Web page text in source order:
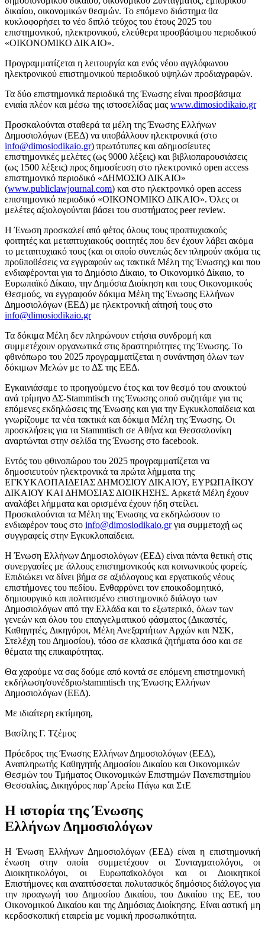
δικαίου, οικονομικών θεσμών. Το επόμενο διάστημα θα
κυκλοφορήσει το νέο διπλό τεύχος του έτους 2025 του
επιστημονικού, ηλεκτρονικού, ελεύθερα προσβάσιμου περιοδικού
«ΟΙΚΟΝΟΜΙΚΟ ΔΙΚΑΙΟ».
Προγραμματίζεται η λειτουργία και ενός νέου αγγλόφωνου
ηλεκτρονικού επιστημονικού περιοδικού υψηλών προδιαγραφών.
Τα δύο επιστημονικά περιοδικά της Ένωσης είναι προσβάσιμα
ενιαία πλέον και μέσω της ιστοσελίδας μας www.dimosiodikaio.gr
Προσκαλούνται σταθερά τα μέλη της Ένωσης Ελλήνων
Δημοσιολόγων (ΕΕΔ) να υποβάλλουν ηλεκτρονικά (στο
info@dimosiodikaio.gr) πρωτότυπες και αδημοσίευτες
επιστημονικές μελέτες (ως 9000 λέξεις) και βιβλιοπαρουσιάσεις
(ως 1500 λέξεις) προς δημοσίευση στο ηλεκτρονικό open access
επιστημονικό περιοδικό «ΔΗΜΟΣΙΟ ΔΙΚΑΙΟ»
(www.publiclawjournal.com) και στο ηλεκτρονικό open access
επιστημονικό περιοδικό «ΟΙΚΟΝΟΜΙΚΟ ΔΙΚΑΙΟ». Όλες οι
μελέτες αξιολογούνται βάσει του συστήματος peer review.
Η Ένωση προσκαλεί από φέτος όλους τους προπτυχιακούς
φοιτητές και μεταπτυχιακούς φοιτητές που δεν έχουν λάβει ακόμα
το μεταπτυχιακό τους (και οι οποίο συνεπώς δεν πληρούν ακόμα τις
προϋποθέσεις να εγγραφούν ως τακτικά Μέλη της Ένωσης) και που
ενδιαφέρονται για το Δημόσιο Δίκαιο, το Οικονομικό Δίκαιο, το
Ευρωπαϊκό Δίκαιο, την Δημόσια Διοίκηση και τους Οικονομικούς
Θεσμούς, να εγγραφούν δόκιμα Μέλη της Ένωσης Ελλήνων
Δημοσιολόγων (ΕΕΔ) με ηλεκτρονική αίτησή τους στο
info@dimosiodikaio.gr
Τα δόκιμα Μέλη δεν πληρώνουν ετήσια συνδρομή και
συμμετέχουν οργανωτικά στις δραστηριότητες της Ένωσης. Το
φθινόπωρο του 2025 προγραμματίζεται η συνάντηση όλων των
δόκιμων Μελών με το ΔΣ της ΕΕΔ.
Εγκαινιάσαμε το προηγούμενο έτος και τον θεσμό του ανοικτού
ανά τρίμηνο ΔΣ-Stammtisch της Ένωσης οπού συζητάμε για τις
επόμενες εκδηλώσεις της Ένωσης και για την Εγκυκλοπαίδεια και
γνωρίζουμε τα νέα τακτικά και δόκιμα Μέλη της Ένωσης. Οι
προσκλήσεις για τα Stammtisch σε Αθήνα και Θεσσαλονίκη
αναρτώνται στην σελίδα της Ένωσης στο facebook.
Εντός του φθινοπώρου του 2025 προγραμματίζεται να
δημοσιευτούν ηλεκτρονικά τα πρώτα λήμματα της
ΕΓΚΥΚΛΟΠΑΙΔΕΙΑΣ ΔΗΜΟΣΙΟΥ ΔΙΚΑΙΟΥ, ΕΥΡΩΠΑΪΚΟΥ
ΔΙΚΑΙΟΥ ΚΑΙ ΔΗΜΟΣΙΑΣ ΔΙΟΙΚΗΣΗΣ. Αρκετά Μέλη έχουν
αναλάβει λήμματα και ορισμένα έχουν ήδη στείλει.
Προσκαλούνται τα Μέλη της Ένωσης να εκδηλώσουν το
ενδιαφέρον τους στο info@dimosiodikaio.grγια συμμετοχή ως
συγγραφείς στην Εγκυκλοπαίδεια.
Η Ένωση Ελλήνων Δημοσιολόγων (ΕΕΔ) είναι πάντα θετική στις
συνεργασίες με άλλους επιστημονικούς και κοινωνικούς φορείς.
Επιδιώκει να δίνει βήμα σε αξιόλογους και εργατικούς νέους
επιστήμονες του πεδίου. Ενθαρρύνει τον εποικοδομητικό,
δημιουργικό και πολιτισμένο επιστημονικό διάλογο των
Δημοσιολόγων από την Ελλάδα και το εξωτερικό, όλων των
γενεών και όλου του επαγγελματικού φάσματος (Δικαστές,
Καθηγητές, Δικηγόροι, Μέλη Ανεξαρτήτων Αρχών και ΝΣΚ,
Στελέχη του Δημοσίου), τόσο σε κλασικά ζητήματα όσο και σε
θέματα της επικαιρότητας.
Θα χαρούμε να σας δούμε από κοντά σε επόμενη επιστημονική
εκδήλωση/συνέδριο/stammtisch της Ένωσης Ελλήνων
Δημοσιολόγων (ΕΕΔ).
Με ιδιαίτερη εκτίμηση,
Βασίλης Γ. Τζέμος
Πρόεδρος της Ένωσης Ελλήνων Δημοσιολόγων (ΕΕΔ),
Αναπληρωτής Καθηγητής Δημοσίου Δικαίου και Οικονομικών
Θεσμών του Τμήματος Οικονομικών Επιστημών Πανεπιστημίου
Θεσσαλίας, Δικηγόρος παρ΄Αρείω Πάγω και ΣτΕ
Η ιστορία της Ένωσης
Ελλήνων Δημοσιολόγων
Η Ένωση Ελλήνων Δημοσιολόγων (ΕΕΔ) είναι η επιστημονική
ένωση στην οποία συμμετέχουν οι Συνταγματολόγοι, οι
Διοικητικολόγοι, οι Ευρωπαϊκολόγοι και οι Διοικητικοί
Επιστήμονες και αναπτύσσεται πολυτασικός δημόσιος διάλογος για
την προαγωγή του Δημοσίου Δικαίου, του Δικαίου της ΕΕ, του
Οικονομικού Δικαίου και της Δημόσιας Διοίκησης. Eίναι αστική μη
κερδοσκοπική εταιρεία με νομική προσωπικότητα.